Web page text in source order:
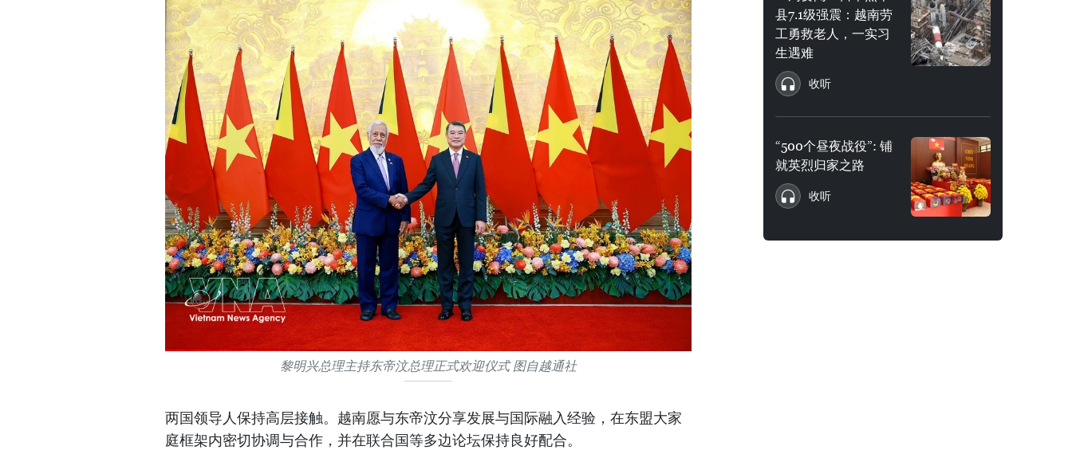
黎明兴总理主持东帝汶总理正式欢迎仪式 图自越通社
两国领导人保持高层接触。越南愿与东帝汶分享发展与国际融入经验，在东盟大家
庭框架内密切协调与合作，并在联合国等多边论坛保持良好配合。
县7.1级强震：越南劳
工勇救老人，一实习
生遇难
收听
“500个昼夜战役”: 铺
就英烈归家之路
收听